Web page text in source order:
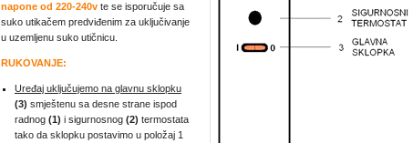
napone od 220-240v te se isporučuje sa
suko utikačem predviđenim za uključivanje
u uzemljenu suko utičnicu.
RUKOVANJE:
Uređaj uključujemo na glavnu sklopku
(3) smještenu sa desne strane ispod
radnog (1) i sigurnosnog (2) termostata
tako da sklopku postavimo u položaj 1